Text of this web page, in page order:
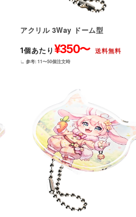
アクリル 3Way ドーム型
1個あたり ¥350〜 送料無料
∟ 参考: 11〜50個注文時